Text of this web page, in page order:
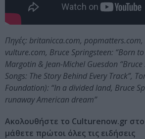
Πηγές: britanicca.com,
vulture.com, Bruce Springsteen: “Born
Margotin & Jean-Michel Guesdon
Songs: The Story Behind Every Track”,
Foundation): “In a divided land, Bruce
runaway American dream”
Ακολουθήστε το Culturenow.gr στο
μάθετε πρώτοι όλες τις ειδήσεις